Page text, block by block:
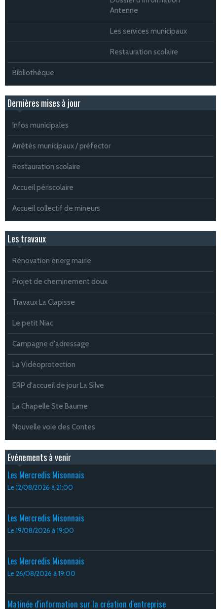
Antenne
Les services municipaux
Restauration scolaire
Bibliothèque
Dernières mises à jour
Infos municipales
Arrêtés municipaux / préfector
Restauration scolaire
Accueil périscolaire
Accueil collectif de mineurs
Les travaux
Rénovation énerg mairie
Projet de cheminement doux
Travaux La Clapisse
Le petit Niac
Campagne d'adressage
La Vidéoprotection
ERP d'accueil de jour La Silve
La Chapelle Ste Baume
Nouvelle voie des Contes
Evénements à venir
Les Mercredis Misonnais
Le 12/08/2026 à 21:00
Les Mercredis Misonnais
Le 19/08/2026 à 19:00
Les Mercredis Misonnais
Le 26/08/2026 à 19:00
Matinée d'information sur la création d'entreprise